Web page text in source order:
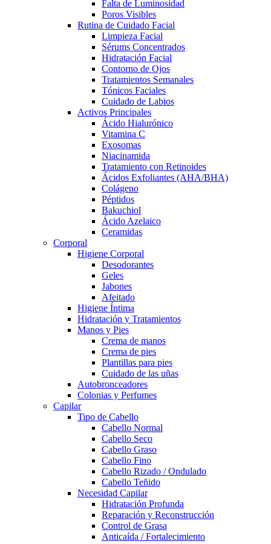
Falta de Luminosidad
Poros Visibles
Rutina de Cuidado Facial
Limpieza Facial
Sérums Concentrados
Hidratación Facial
Contorno de Ojos
Tratamientos Semanales
Tónicos Faciales
Cuidado de Labios
Activos Principales
Ácido Hialurónico
Vitamina C
Exosomas
Niacinamida
Tratamiento con Retinoides
Ácidos Exfoliantes (AHA/BHA)
Colágeno
Péptidos
Bakuchiol
Ácido Azelaico
Ceramidas
Corporal
Higiene Corporal
Desodorantes
Geles
Jabones
Afeitado
Higiene Íntima
Hidratación y Tratamientos
Manos y Pies
Crema de manos
Crema de pies
Plantillas para pies
Cuidado de las uñas
Autobronceadores
Colonias y Perfumes
Capilar
Tipo de Cabello
Cabello Normal
Cabello Seco
Cabello Graso
Cabello Fino
Cabello Rizado / Ondulado
Cabello Teñido
Necesidad Capilar
Hidratación Profunda
Reparación y Reconstrucción
Control de Grasa
Anticaída / Fortalecimiento